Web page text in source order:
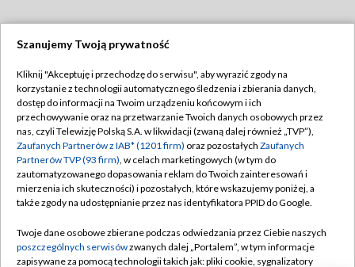
TVP
Abonament TVP
Emisja w TVP
Centrum informacji TVP
Naziemna Telewizja Cyfrowa
Rada Programowa
Regulamin TVP
Polityka prywatności
Moje zgody
Pomoc
Kontakt
Szanujemy Twoją prywatność
Kliknij "Akceptuję i przechodzę do serwisu", aby wyrazić zgody na
korzystanie z technologii automatycznego śledzenia i zbierania danych,
dostęp do informacji na Twoim urządzeniu końcowym i ich
przechowywanie oraz na przetwarzanie Twoich danych osobowych przez
nas, czyli Telewizję Polską S.A. w likwidacji (zwaną dalej również „TVP”),
Zaufanych Partnerów z IAB* (1201 firm) oraz pozostałych Zaufanych
Partnerów TVP (93 firm), w celach marketingowych (w tym do
zautomatyzowanego dopasowania reklam do Twoich zainteresowań i
mierzenia ich skuteczności) i pozostałych, które wskazujemy poniżej, a
także zgody na udostępnianie przez nas identyfikatora PPID do Google.
Twoje dane osobowe zbierane podczas odwiedzania przez Ciebie naszych
poszczególnych serwisówzwanych dalej „Portalem”, w tym informacje
zapisywane za pomocą technologii takich jak: pliki cookie, sygnalizatory